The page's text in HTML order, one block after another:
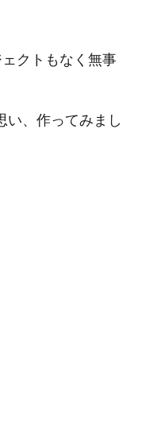
クトもなく無事
い、作ってみまし